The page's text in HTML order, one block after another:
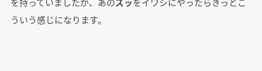
ういう感じになります。